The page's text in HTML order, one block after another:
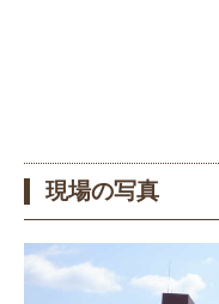
現場の写真